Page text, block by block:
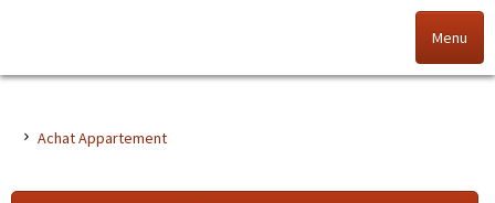
Menu
Achat Appartement